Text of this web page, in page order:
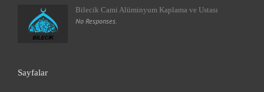
Bilecik Cami Alüminyum Kaplama ve Ustası
No Responses.
Sayfalar